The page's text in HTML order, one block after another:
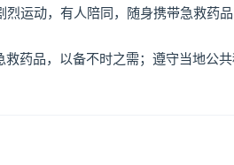
运动，有人陪同，随身携带急救药
药品，以备不时之需；遵守当地公